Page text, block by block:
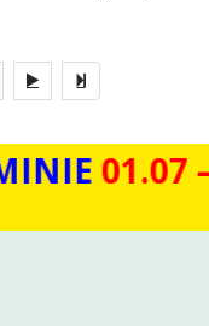
 
–